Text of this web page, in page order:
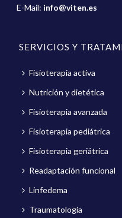
E-Mail: info@viten.es
SERVICIOS Y
Fisioterapia activa
Nutrición y dietética
Fisioterapia avanzada
Fisioterapia pediátrica
Fisioterapia geriátrica
Readaptación funcional
Linfedema
Traumatología